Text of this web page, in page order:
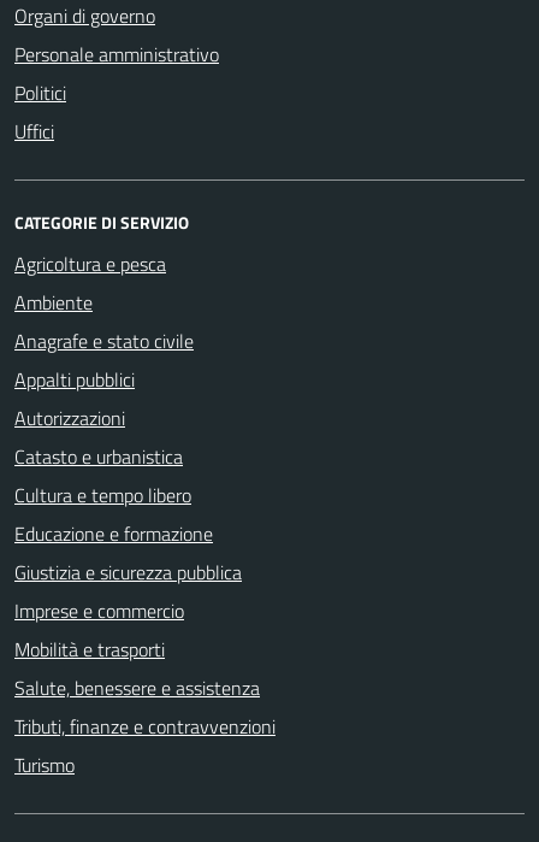
Organi di governo
Personale amministrativo
Politici
Uffici
CATEGORIE DI SERVIZIO
Agricoltura e pesca
Ambiente
Anagrafe e stato civile
Appalti pubblici
Autorizzazioni
Catasto e urbanistica
Cultura e tempo libero
Educazione e formazione
Giustizia e sicurezza pubblica
Imprese e commercio
Mobilità e trasporti
Salute, benessere e assistenza
Tributi, finanze e contravvenzioni
Turismo